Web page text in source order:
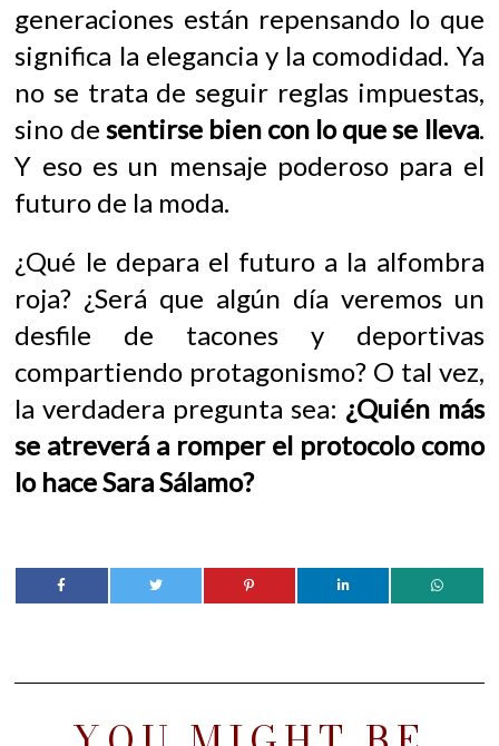
generaciones están repensando lo que
significa la elegancia y la comodidad. Ya
no se trata de seguir reglas impuestas,
sino de sentirse bien con lo que se lleva.
Y eso es un mensaje poderoso para el
futuro de la moda.
¿Qué le depara el futuro a la alfombra
roja? ¿Será que algún día veremos un
desfile de tacones y deportivas
compartiendo protagonismo? O tal vez,
la verdadera pregunta sea: ¿Quién más
se atreverá a romper el protocolo como
lo hace Sara Sálamo?